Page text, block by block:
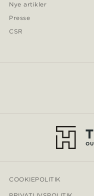
Nye artikler
Presse
CSR
COOKIEPOLITIK